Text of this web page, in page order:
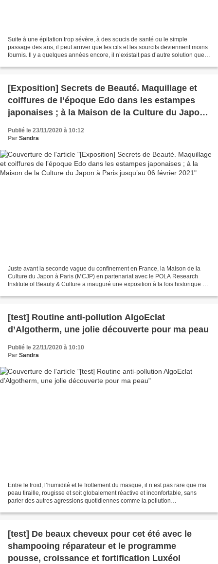
Suite à une épilation trop sévère, à des soucis de santé ou le simple
passage des ans, il peut arriver que les cils et les sourcils deviennent moins
fournis. Il y a quelques années encore, il n’existait pas d’autre solution que
[Exposition] Secrets de Beauté. Maquillage et
coiffures de l’époque Edo dans les estampes
japonaises ; à la Maison de la Culture du Japon
à Paris jusqu’au 06 février 2021
Publié le 23/11/2020 à 10:12
Par Sandra
Juste avant la seconde vague du confinement en France, la Maison de la
Culture du Japon à Paris (MCJP) en partenariat avec le POLA Research
Institute of Beauty & Culture a inauguré une exposition à la fois historique et
[test] Routine anti-pollution AlgoEclat
d’Algotherm, une jolie découverte pour ma peau
Publié le 22/11/2020 à 10:10
Par Sandra
Entre le froid, l’humidité et le frottement du masque, il n’est pas rare que ma
peau tiraille, rougisse et soit globalement réactive et inconfortable, sans
parler des autres agressions quotidiennes comme la pollution
[test] De beaux cheveux pour cet été avec le
shampooing réparateur et le programme
pousse, croissance et fortification Luxéol